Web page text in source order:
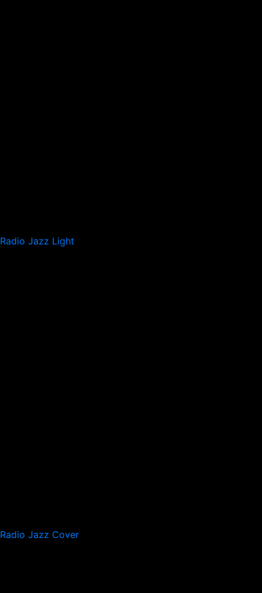
Radio Jazz Light
Radio Jazz Cover